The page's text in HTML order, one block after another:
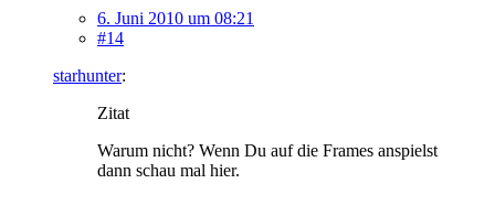
6. Juni 2010 um 08:21
#14
starhunter:
Zitat
Warum nicht? Wenn Du auf die Frames anspielst
dann schau mal hier.